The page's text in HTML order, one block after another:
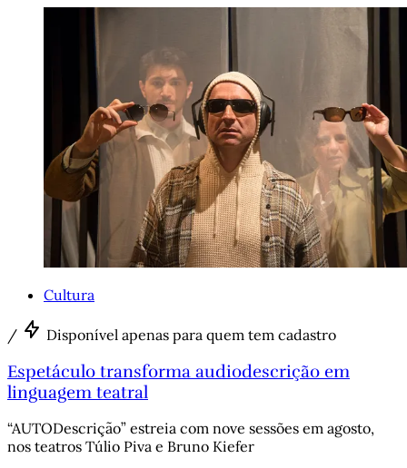
Cultura
/ Disponível apenas para quem tem cadastro
Espetáculo transforma audiodescrição em
linguagem teatral
“AUTODescrição” estreia com nove sessões em agosto,
nos teatros Túlio Piva e Bruno Kiefer